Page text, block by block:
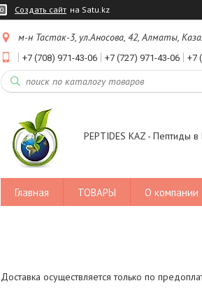
Создать сайт на Satu.kz
м-н Тастак-3, ул.Аносова, 42, Алматы,
+7 (708) 971-43-06 +7 (727) 971-43-06 +7
PEPTIDES KAZ - Пептиды в
Главная ТОВАРЫ О компании
Доставка осуществляется только по